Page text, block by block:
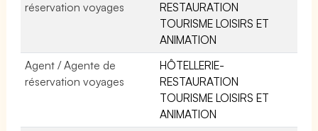
réservation voyages
RESTAURATION
TOURISME LOISIRS ET
ANIMATION
Agent / Agente de
réservation voyages
HÔTELLERIE-
RESTAURATION
TOURISME LOISIRS ET
ANIMATION